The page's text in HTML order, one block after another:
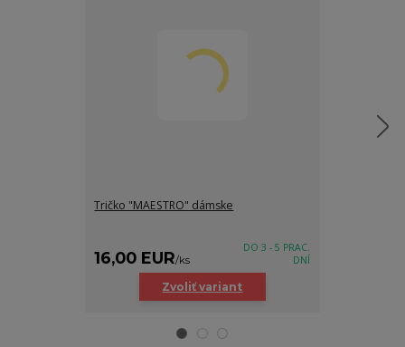
Tričko "MAESTRO" dámske
16,00 EUR/ks
DO 3 - 5 PRAC.
DNÍ
Zvoliť variant